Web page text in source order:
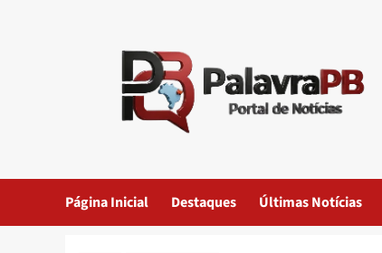
Página Inicial Destaques Últimas Notícias